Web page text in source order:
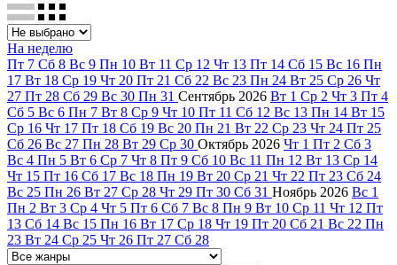
На неделю
Пт 7 Сб 8 Вс 9 Пн 10 Вт 11 Ср 12 Чт 13 Пт 14 Сб 15 Вс 16 Пн
17 Вт 18 Ср 19 Чт 20 Пт 21 Сб 22 Вс 23 Пн 24 Вт 25 Ср 26 Чт
27 Пт 28 Сб 29 Вс 30 Пн 31 Сентябрь 2026 Вт 1 Ср 2 Чт 3 Пт 4
Сб 5 Вс 6 Пн 7 Вт 8 Ср 9 Чт 10 Пт 11 Сб 12 Вс 13 Пн 14 Вт 15
Ср 16 Чт 17 Пт 18 Сб 19 Вс 20 Пн 21 Вт 22 Ср 23 Чт 24 Пт 25
Сб 26 Вс 27 Пн 28 Вт 29 Ср 30 Октябрь 2026 Чт 1 Пт 2 Сб 3
Вс 4 Пн 5 Вт 6 Ср 7 Чт 8 Пт 9 Сб 10 Вс 11 Пн 12 Вт 13 Ср 14
Чт 15 Пт 16 Сб 17 Вс 18 Пн 19 Вт 20 Ср 21 Чт 22 Пт 23 Сб 24
Вс 25 Пн 26 Вт 27 Ср 28 Чт 29 Пт 30 Сб 31 Ноябрь 2026 Вс 1
Пн 2 Вт 3 Ср 4 Чт 5 Пт 6 Сб 7 Вс 8 Пн 9 Вт 10 Ср 11 Чт 12 Пт
13 Сб 14 Вс 15 Пн 16 Вт 17 Ср 18 Чт 19 Пт 20 Сб 21 Вс 22 Пн
23 Вт 24 Ср 25 Чт 26 Пт 27 Сб 28